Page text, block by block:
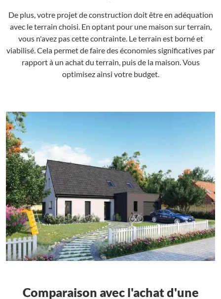
De plus, votre projet de construction doit être en adéquation
avec le terrain choisi. En optant pour une maison sur terrain,
vous n'avez pas cette contrainte. Le terrain est borné et
viabilisé. Cela permet de faire des économies significatives par
rapport à un achat du terrain, puis de la maison. Vous
optimisez ainsi votre budget.
Comparaison avec l'achat d'une